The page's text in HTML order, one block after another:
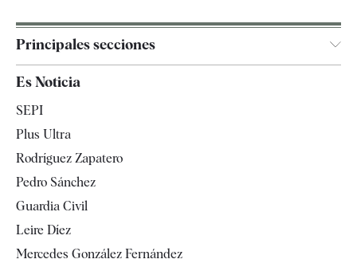
Principales secciones
España
Televisión
Es Noticia
SEPI
Plus Ultra
Rodríguez Zapatero
Pedro Sánchez
Guardia Civil
Leire Díez
Mercedes González Fernández